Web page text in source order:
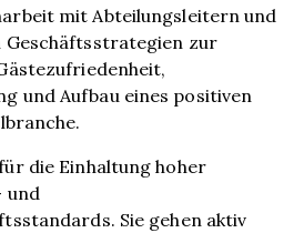
mit Abteilungsleitern und
Geschäftsstrategien zur
und Aufbau eines positiven
die Einhaltung hoher
und
Sie gehen aktiv